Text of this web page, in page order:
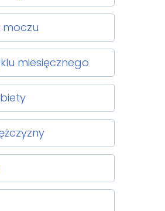
moczu
miesięcznego